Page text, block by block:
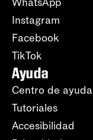
Instagram
Facebook
TikTok
Ayuda
Centro de ayuda
Tutoriales
Accesibilidad